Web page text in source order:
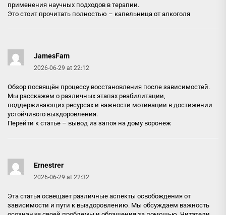
применения научных подходов в терапии.
Это стоит прочитать полностью – капельница от алкоголя
JamesFam
2026-06-29 at 22:12
Обзор посвящён процессу восстановления после зависимостей.
Мы расскажем о различных этапах реабилитации,
поддерживающих ресурсах и важности мотивации в достижении
устойчивого выздоровления.
Перейти к статье – вывод из запоя на дому воронеж
Ernestrer
2026-06-29 at 22:32
Эта статья освещает различные аспекты освобождения от
зависимости и пути к выздоровлению. Мы обсуждаем важность